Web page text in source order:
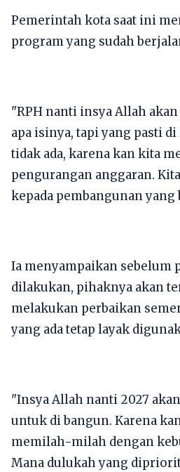
Pemerintah kota saat ini
program yang sudah
"RPH nanti insya Allah
apa isinya, tapi yang pasti
tidak ada, karena kan kita
pengurangan anggaran.
kepada pembangunan yang
Ia menyampaikan sebelum
dilakukan, pihaknya akan
melakukan perbaikan
yang ada tetap layak
"Insya Allah nanti 2027
untuk di bangun. Karena
memilah-milah dengan
Mana dulukah yang